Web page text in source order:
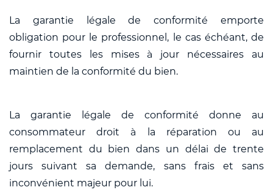
La garantie légale de conformité emporte
obligation pour le professionnel, le cas échéant, de
fournir toutes les mises à jour nécessaires au
maintien de la conformité du bien.
La garantie légale de conformité donne au
consommateur droit à la réparation ou au
remplacement du bien dans un délai de trente
jours suivant sa demande, sans frais et sans
inconvénient majeur pour lui.